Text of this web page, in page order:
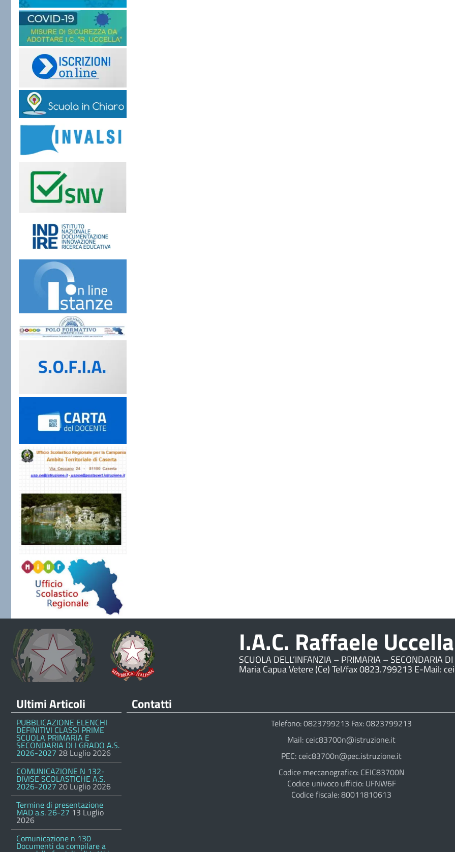
I.A.C. Raffaele Uccella
SCUOLA DELL’INFANZIA – PRIMARIA –
Maria Capua Vetere (Ce) Tel/fax 0823.799213 E-Mail:
Ultimi Articoli
PUBBLICAZIONE ELENCHI
DEFINITIVI CLASSI PRIME
SCUOLA PRIMARIA E
SECONDARIA DI I GRADO A.S.
2026-2027 28 Luglio 2026
COMUNICAZIONE N 132-
DIVISE SCOLASTICHE A.S.
2026-2027 20 Luglio 2026
Termine di presentazione
MAD a.s. 26-27 13 Luglio
2026
Comunicazione n 130
Documenti da compilare a
Contatti
Telefono: 0823799213 Fax: 0823799213
Mail: ceic83700n@istruzione.it
PEC: ceic83700n@pec.istruzione.it
Codice meccanografico: CEIC83700N
Codice univoco ufficio: UFNW6F
Codice fiscale: 80011810613